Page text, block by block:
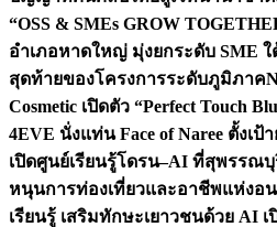
“OSS & SMEs GROW
อำเภอหาดใหญ่ มุ่งยกระดับ SME
สุดท้ายของโครงการระดับภูมิภาค
Cosmetic เปิดตัว “Perfect Touch
4EVE นั่งแท่น Face of Naree ตั้งเ
เปิดศูนย์เรียนรู้โดรน–AI ที่สุพรรณ
หนุนการท่องเที่ยวและอาชีพแห่งอ
เรียนรู้ เสริมทักษะเยาวชนด้วย AI